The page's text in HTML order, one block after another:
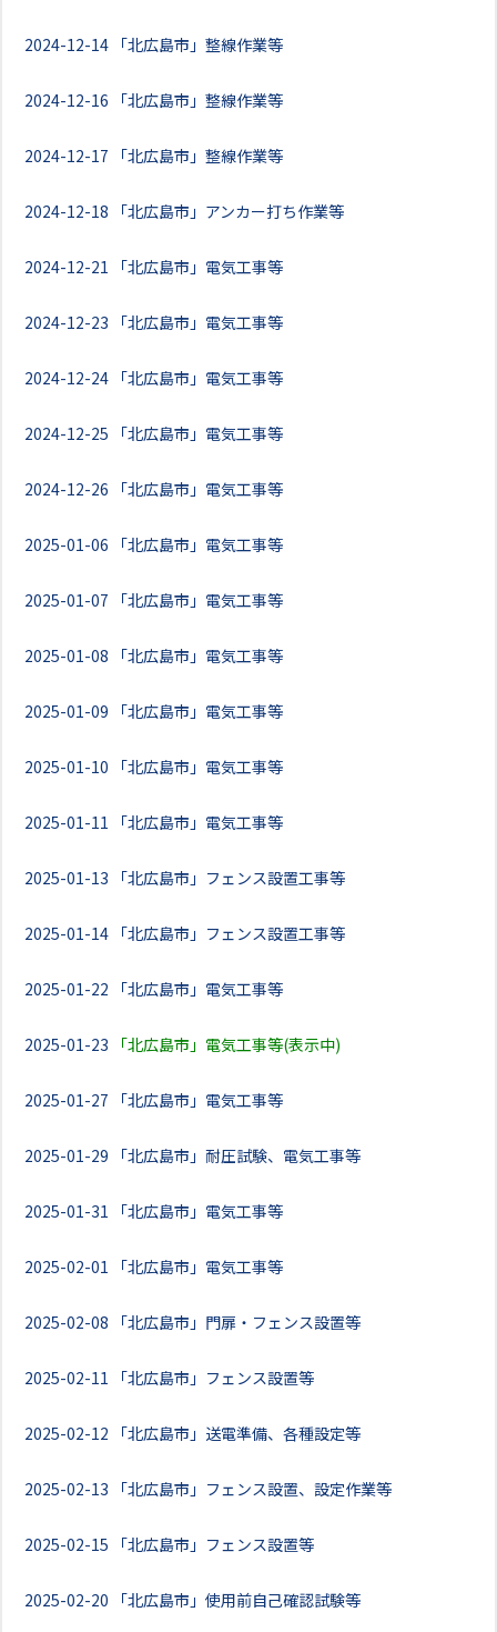
2024-12-14 「北広島市」整線作業等
2024-12-16 「北広島市」整線作業等
2024-12-17 「北広島市」整線作業等
2024-12-18 「北広島市」アンカー打ち作業等
2024-12-21 「北広島市」電気工事等
2024-12-23 「北広島市」電気工事等
2024-12-24 「北広島市」電気工事等
2024-12-25 「北広島市」電気工事等
2024-12-26 「北広島市」電気工事等
2025-01-06 「北広島市」電気工事等
2025-01-07 「北広島市」電気工事等
2025-01-08 「北広島市」電気工事等
2025-01-09 「北広島市」電気工事等
2025-01-10 「北広島市」電気工事等
2025-01-11 「北広島市」電気工事等
2025-01-13 「北広島市」フェンス設置工事等
2025-01-14 「北広島市」フェンス設置工事等
2025-01-22 「北広島市」電気工事等
2025-01-23 「北広島市」電気工事等(表示中)
2025-01-27 「北広島市」電気工事等
2025-01-29 「北広島市」耐圧試験、電気工事等
2025-01-31 「北広島市」電気工事等
2025-02-01 「北広島市」電気工事等
2025-02-08 「北広島市」門扉・フェンス設置等
2025-02-11 「北広島市」フェンス設置等
2025-02-12 「北広島市」送電準備、各種設定等
2025-02-13 「北広島市」フェンス設置、設定作業等
2025-02-15 「北広島市」フェンス設置等
2025-02-20 「北広島市」使用前自己確認試験等